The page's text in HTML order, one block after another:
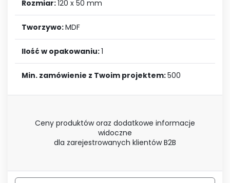
Rozmiar:120 x 50 mm
Tworzywo:MDF
Ilość w opakowaniu:1
Min. zamówienie z Twoim projektem:500
Ceny produktów oraz dodatkowe informacje
widoczne
dla zarejestrowanych klientów B2B